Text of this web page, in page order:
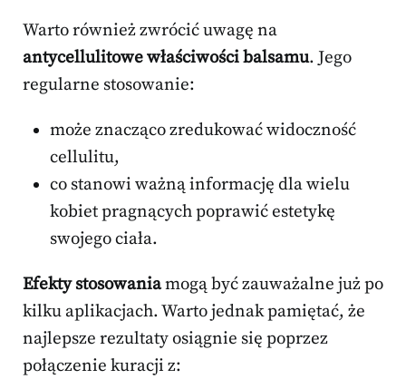
Warto również zwrócić uwagę na
antycellulitowe właściwości balsamu. Jego
regularne stosowanie:
może znacząco zredukować widoczność
cellulitu,
co stanowi ważną informację dla wielu
kobiet pragnących poprawić estetykę
swojego ciała.
Efekty stosowaniamogą być zauważalne już po
kilku aplikacjach. Warto jednak pamiętać, że
najlepsze rezultaty osiągnie się poprzez
połączenie kuracji z: